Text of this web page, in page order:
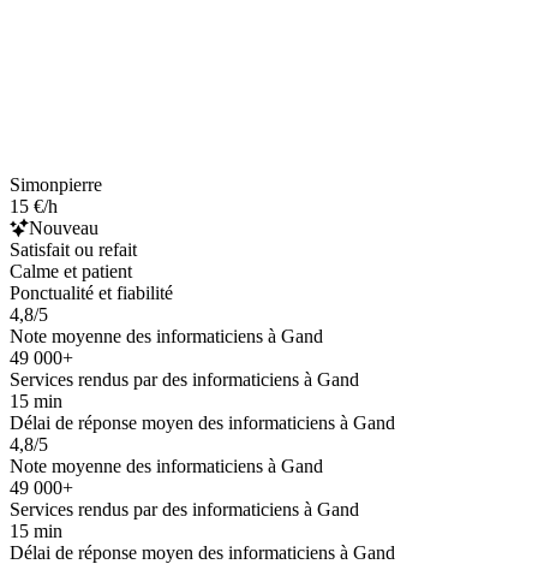
Simonpierre
15 €/h
Nouveau
Satisfait ou refait
Calme et patient
Ponctualité et fiabilité
4,8/5
Note moyenne des informaticiens à Gand
49 000+
Services rendus par des informaticiens à Gand
15 min
Délai de réponse moyen des informaticiens à Gand
4,8/5
Note moyenne des informaticiens à Gand
49 000+
Services rendus par des informaticiens à Gand
15 min
Délai de réponse moyen des informaticiens à Gand